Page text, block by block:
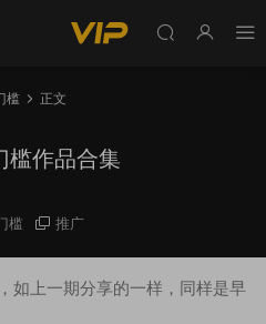
槛 正文
槛作品合集
槛 推广
如上一期分享的一样，同样是早